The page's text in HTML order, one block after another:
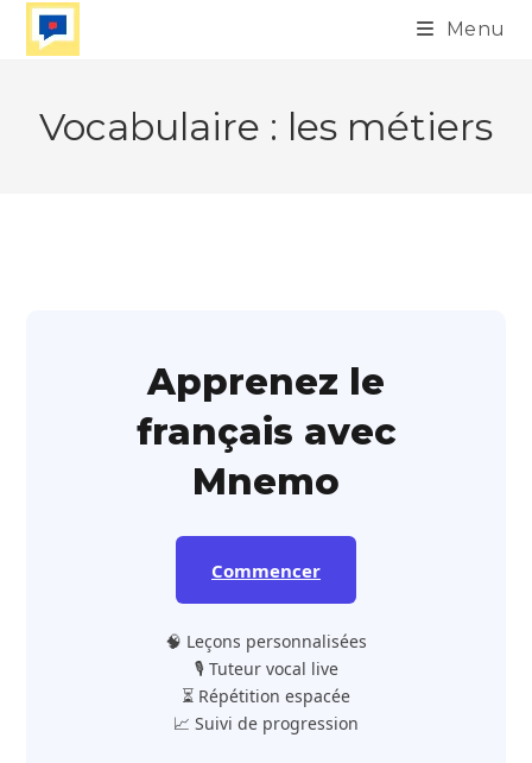
Skip
Menu
Vocabulaire : les métiers
Apprenez le
français avec
Mnemo
Commencer
🧠 Leçons personnalisées
🎙️ Tuteur vocal live
⏳ Répétition espacée
📈 Suivi de progression